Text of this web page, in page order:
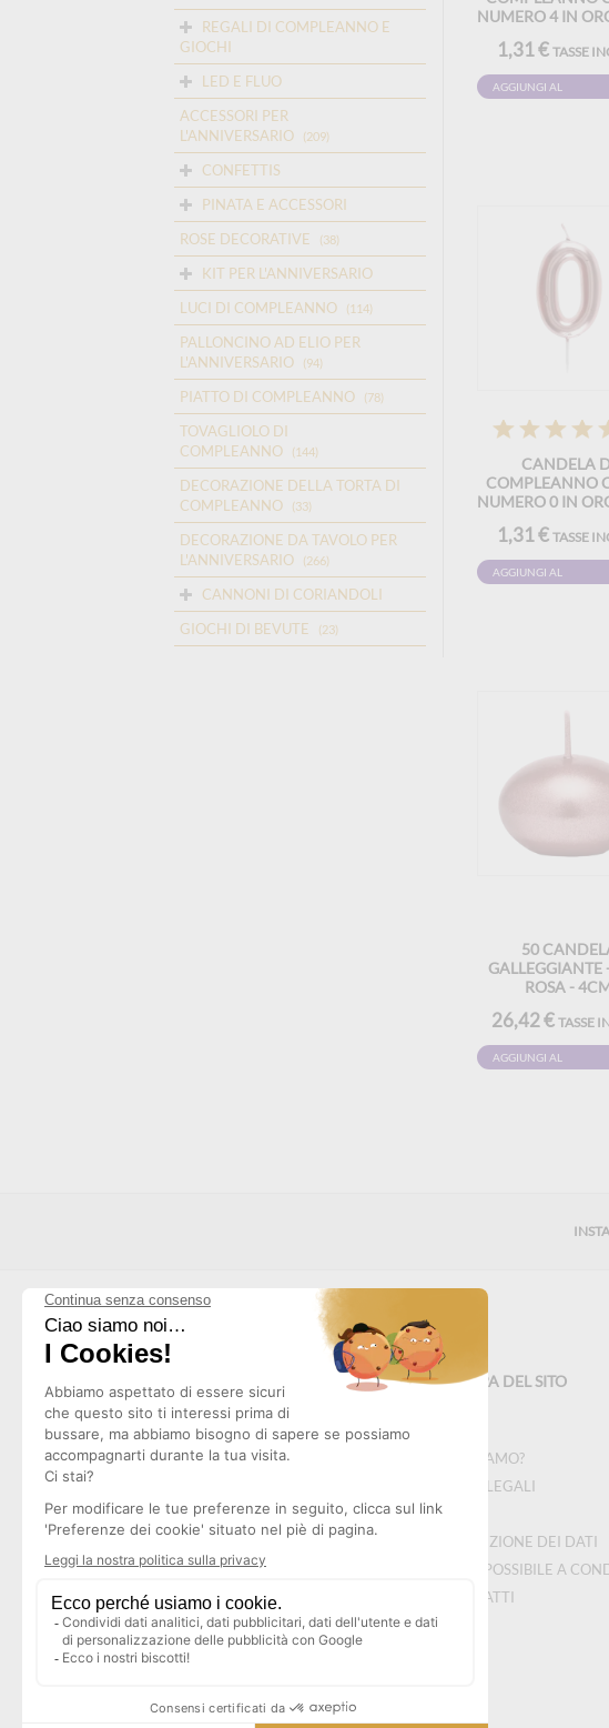
REGALI DI COMPLEANNO E
GIOCHI
LED E FLUO
ACCESSORI PER
L'ANNIVERSARIO
(209)
CONFETTIS
PINATA E ACCESSORI
ROSE DECORATIVE
(38)
KIT PER L'ANNIVERSARIO
LUCI DI COMPLEANNO
(114)
PALLONCINO AD ELIO PER
L'ANNIVERSARIO
(94)
PIATTO DI COMPLEANNO (78)
TOVAGLIOLO DI
COMPLEANNO
(144)
DECORAZIONE DELLA TORTA DI
COMPLEANNO
(33)
DECORAZIONE DA TAVOLO PER
L'ANNIVERSARIO
(266)
CANNONI DI CORIANDOLI
GIOCHI DI BEVUTE
(23)
NUMERO 4 IN
1,31 €TASSE
AGGIUNGI AL
CANDELA
COMPLEANNO
NUMERO 0 IN
1,31 €TASSE
AGGIUNGI AL
50
GALLEGGIANTE
ROSA -
26,42 €TASSE
AGGIUNGI AL
Realizzazione :Pep's Multimedia
MAPPA DEL SITO
CHI SIAMO?
NOTE LEGALI
PROTEZIONE DEI DATI
RESO POSSIBILE A
CONTATTI